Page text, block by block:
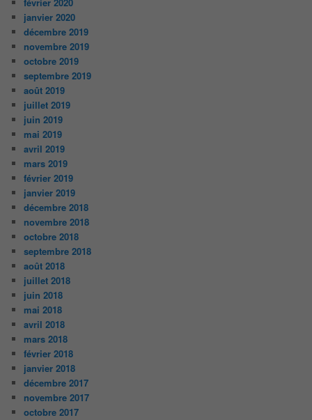
janvier 2020
décembre 2019
novembre 2019
octobre 2019
septembre 2019
août 2019
juillet 2019
juin 2019
mai 2019
avril 2019
mars 2019
février 2019
janvier 2019
décembre 2018
novembre 2018
octobre 2018
septembre 2018
août 2018
juillet 2018
juin 2018
mai 2018
avril 2018
mars 2018
février 2018
janvier 2018
décembre 2017
novembre 2017
octobre 2017